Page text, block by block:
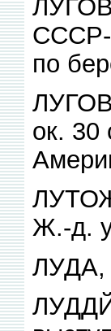
СССР-
по
ок. 30
Ж.-д.
ЛУДА,